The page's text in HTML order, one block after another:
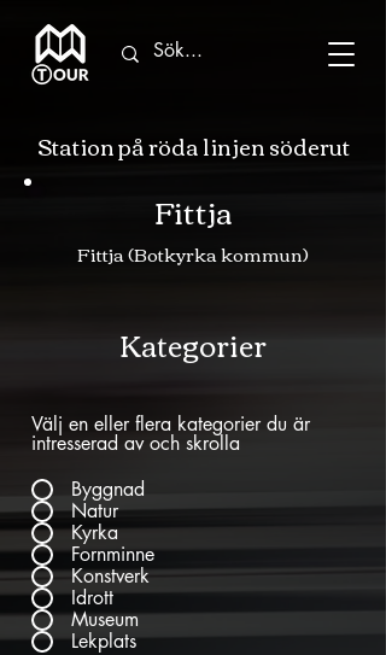
Station på röda linjen söderut
Fittja
Fittja (Botkyrka kommun)
Kategorier
Välj en eller flera kategorier du är
intresserad av och skrolla
Byggnad
Natur
Kyrka
Fornminne
Konstverk
Idrott
Museum
Lekplats